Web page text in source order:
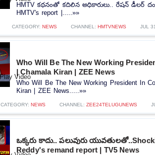
HMTV కథనంతో కదిలిన అధికారులు.. రేషన్ డీలర్
HMTV's report |.....»»
CATEGORY: NEWS CHANNEL: HMTVNEWS JUL
Who Will Be The New Working
| Chamala Kiran | ZEE News
Who Will Be The New Working President In
Kiran | ZEE News.....»»
CATEGORY: NEWS CHANNEL: ZEE24TELUGUNEWS
ఒక్కరు కాదు.. పలువురు
Reddy's remand report | TV5 News